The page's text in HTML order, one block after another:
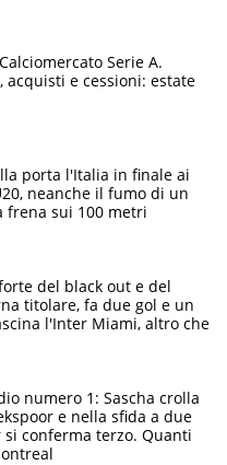
Serie A.
acquisti e cessioni: estate
porta l'Italia in finale ai
neanche il fumo di un
frena sui 100 metri
del black out e del
titolare, fa due gol e un
l'Inter Miami, altro che
numero 1: Sascha crolla
e nella sfida a due
si conferma terzo. Quanti